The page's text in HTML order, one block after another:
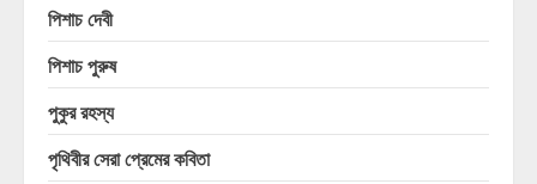
পিশাচ দেবী
পিশাচ পুরুষ
পুকুর রহস্য
পৃথিবীর সেরা প্রেমের কবিতা